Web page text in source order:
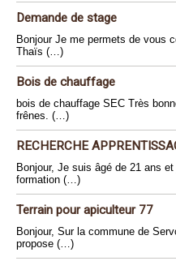
Demande de stage
Bonjour Je me permets de vous
Thaïs (…)
Bois de chauffage
bois de chauffage SEC Très
frênes. (…)
RECHERCHE
Bonjour, Je suis âgé de 21 ans
formation (…)
Terrain pour apiculteur 77
Bonjour, Sur la commune de
propose (…)